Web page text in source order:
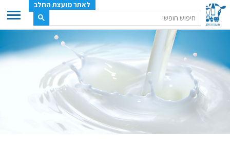
ענף החלב
מועצת החלב
משק החלב
תעשיית החלב
לאתר מועצת החלב